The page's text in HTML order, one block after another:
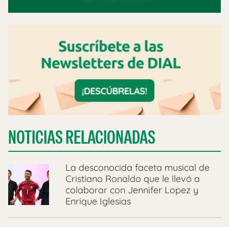
NOTICIAS RELACIONADAS
La desconocida faceta musical de
Cristiano Ronaldo que le llevó a
colaborar con Jennifer Lopez y
Enrique Iglesias